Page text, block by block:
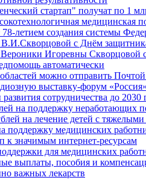
стартап" получат по 1
медицинская
создания системы
с Днём
Игоревны
автоматически
можно отправить Почтой
выставку-форум
сотрудничества до
на поддержку неработающих
на лечение детей с
поддержку медицинских
к значимым интернет-ресурсам
для медицинских
выплаты, пособия и
важных лекарств